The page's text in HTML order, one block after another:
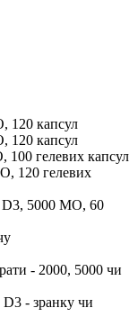
120 капсул
120 капсул
100 гелевих капсул
120 гелевих
D3, 5000 МО, 60
- 2000, 5000 чи
- зранку чи